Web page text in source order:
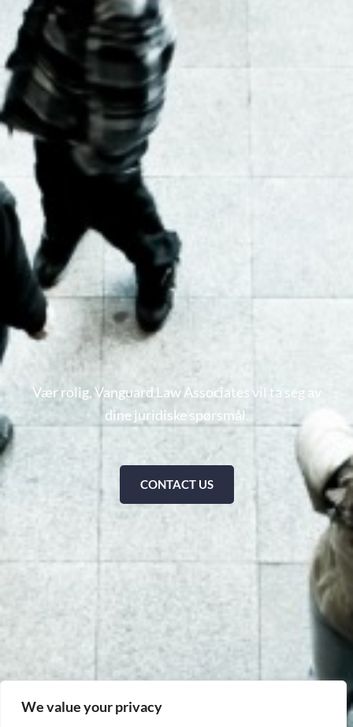
We value your privacy
Vær rolig, Vanguard Law Associates vil ta seg av
dine juridiske spørsmål.
CONTACT US